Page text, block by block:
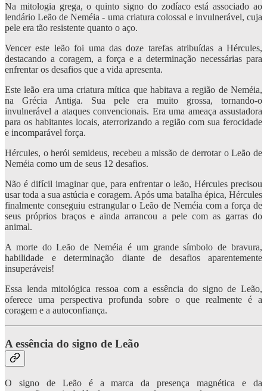
Na mitologia grega, o quinto signo do zodíaco está associado ao
lendário Leão de Neméia - uma criatura colossal e invulnerável, cuja
pele era tão resistente quanto o aço.
Vencer este leão foi uma das doze tarefas atribuídas a Hércules,
destacando a coragem, a força e a determinação necessárias para
enfrentar os desafios que a vida apresenta.
Este leão era uma criatura mítica que habitava a região de Neméia,
na Grécia Antiga. Sua pele era muito grossa, tornando-o
invulnerável a ataques convencionais. Era uma ameaça assustadora
para os habitantes locais, aterrorizando a região com sua ferocidade
e incomparável força.
Hércules, o herói semideus, recebeu a missão de derrotar o Leão de
Neméia como um de seus 12 desafios.
Não é difícil imaginar que, para enfrentar o leão, Hércules precisou
usar toda a sua astúcia e coragem. Após uma batalha épica, Hércules
finalmente conseguiu estrangular o Leão de Neméia com a força de
seus próprios braços e ainda arrancou a pele com as garras do
animal.
A morte do Leão de Neméia é um grande símbolo de bravura,
habilidade e determinação diante de desafios aparentemente
insuperáveis!
Essa lenda mitológica ressoa com a essência do signo de Leão,
oferece uma perspectiva profunda sobre o que realmente é a
coragem e a autoconfiança.
A essência do signo de Leão
O signo de Leão é a marca da presença magnética e da